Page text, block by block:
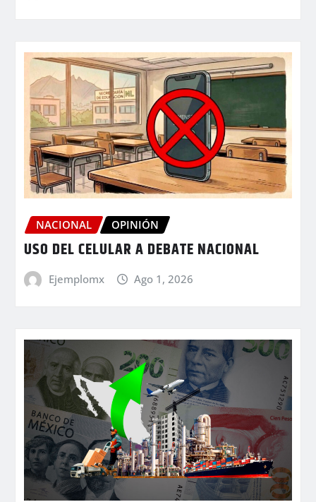
NACIONAL OPINIÓN
USO DEL CELULAR A DEBATE NACIONAL
Ejemplomx Ago 1, 2026